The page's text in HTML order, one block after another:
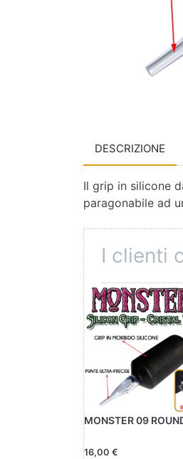
DESCRIZIONE
Il grip in silicone
paragonabile ad
I clienti
MONSTER 09
16,00 €